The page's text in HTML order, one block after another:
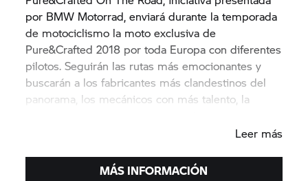
por BMW Motorrad, enviará durante la temporada
de motociclismo la moto exclusiva de
Pure&Crafted 2018 por toda Europa con diferentes
pilotos. Seguirán las rutas más emocionantes y
buscarán a los fabricantes más clandestinos del
panorama, los mecánicos con más talento, la
Leer más
MÁS INFORMACIÓN